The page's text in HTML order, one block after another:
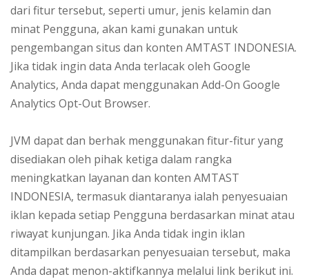
dari fitur tersebut, seperti umur, jenis kelamin dan
minat Pengguna, akan kami gunakan untuk
pengembangan situs dan konten AMTAST INDONESIA.
Jika tidak ingin data Anda terlacak oleh Google
Analytics, Anda dapat menggunakan Add-On Google
Analytics Opt-Out Browser.
JVM dapat dan berhak menggunakan fitur-fitur yang
disediakan oleh pihak ketiga dalam rangka
meningkatkan layanan dan konten AMTAST
INDONESIA, termasuk diantaranya ialah penyesuaian
iklan kepada setiap Pengguna berdasarkan minat atau
riwayat kunjungan. Jika Anda tidak ingin iklan
ditampilkan berdasarkan penyesuaian tersebut, maka
Anda dapat menon-aktifkannya melalui link berikut ini.